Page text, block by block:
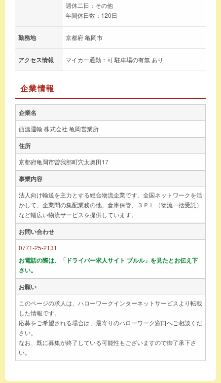
週休二日：その他
年間休日数：120日
勤務地 京都府 亀岡市
アクセス情報 マイカー通勤：可 駐車場の有無 あり
企業情報
企業名
西濃運輸 株式会社 亀岡営業所
住所
京都府亀岡市曽我部町穴太奥田17
事業内容
法人向け輸送を主力とする総合物流企業です。全国ネットワークを活
かして、企業間の集配業務の他、倉庫保管、３ＰＬ（物流一括受託）
など幅広い物流サービスを提供しています。
お問い合わせ
0771-25-2131
お電話の際は、「ドライバー求人サイト ブルル」を見たとお伝え下
さい。
お願い
このページの求人は、ハローワークインターネットサービスより転載
した情報です。
応募をご希望される場合は、最寄りのハローワーク窓口へご相談くだ
さい。
なお、既に募集が終了している可能性もございますので御了承下さ
い。